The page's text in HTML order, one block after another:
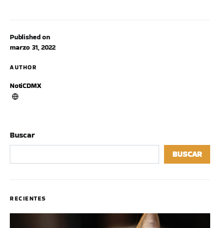
Published on
marzo 31, 2022
AUTHOR
NotiCDMX
Buscar
BUSCAR
RECIENTES